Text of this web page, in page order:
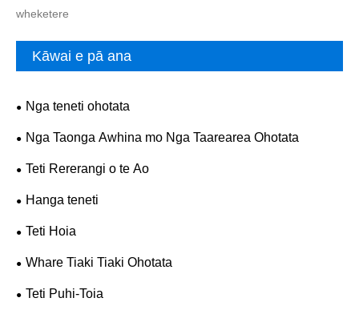
wheketere
Kāwai e pā ana
Nga teneti ohotata
Nga Taonga Awhina mo Nga Taarearea Ohotata
Teti Rererangi o te Ao
Hanga teneti
Teti Hoia
Whare Tiaki Tiaki Ohotata
Teti Puhi-Toia